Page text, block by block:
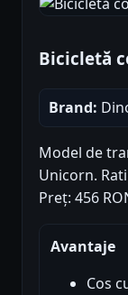
Bicicletă
Brand:
Model de
Unicorn.
Preț: 456
Avantaje
Cos